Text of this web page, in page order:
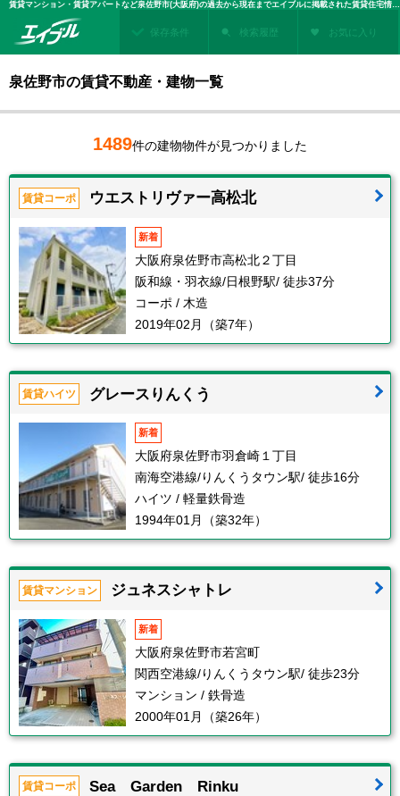
賃貸マンション・賃貸アパートなど泉佐野市(大阪府)の過去から現在までエイブルに掲載された賃貸住宅情報・建物情報を検索！不動産賃貸を探すなら、お部屋探しのエイブル
保存条件 検索履歴 お気に入り
泉佐野市の賃貸不動産・建物一覧
1489件の建物物件が見つかりました
賃貸コーポ ウエストリヴァー高松北
新着
大阪府泉佐野市高松北２丁目
阪和線・羽衣線/日根野駅/ 徒歩37分
コーポ / 木造
2019年02月（築7年）
賃貸ハイツ グレースりんくう
新着
大阪府泉佐野市羽倉崎１丁目
南海空港線/りんくうタウン駅/ 徒歩16分
ハイツ / 軽量鉄骨造
1994年01月（築32年）
賃貸マンション ジュネスシャトレ
新着
大阪府泉佐野市若宮町
関西空港線/りんくうタウン駅/ 徒歩23分
マンション / 鉄骨造
2000年01月（築26年）
賃貸コーポ Sea Garden Rinku